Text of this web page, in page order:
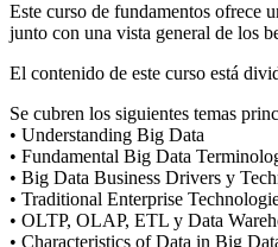
Este curso de fundamentos ofrece
junto con una vista general de los
El contenido de este curso está
Se cubren los siguientes temas
• Understanding Big Data
• Fundamental Big Data
• Big Data Business Drivers y
• Traditional Enterprise
• OLTP, OLAP, ETL y Data
• Characteristics of Data in Big